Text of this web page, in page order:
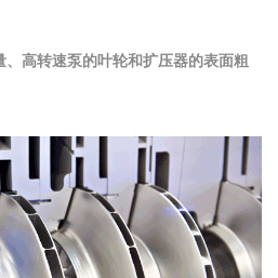
高转速泵的叶轮和扩压器的表面粗